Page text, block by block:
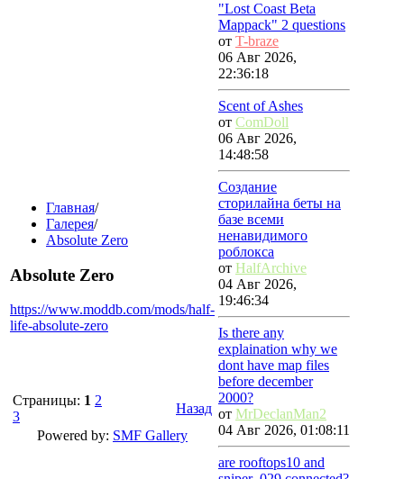
Главная/
Галерея/
Absolute Zero
Absolute Zero
https://www.moddb.com/mods/half-
life-absolute-zero
Страницы: 1 2
3
Назад
Powered by: SMF Gallery
"Lost Coast Beta
Mappack" 2 questions
от T-braze
06 Авг 2026,
22:36:18
Scent of Ashes
от ComDoll
06 Авг 2026,
14:48:58
Создание
сторилайна беты на
базе всеми
ненавидимого
роблокса
от HalfArchive
04 Авг 2026,
19:46:34
Is there any
explaination why we
dont have map files
before december
2000?
от MrDeclanMan2
04 Авг 2026, 01:08:11
are rooftops10 and